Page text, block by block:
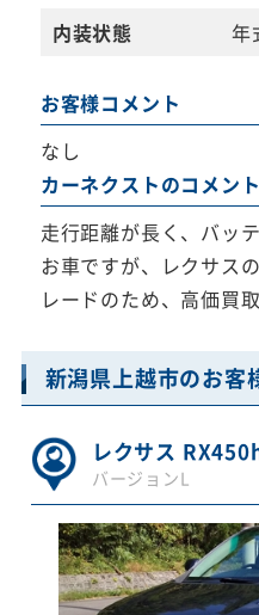
内装状態
年
お客様コメント
なし
カーネクストのコメント
走行距離が長く、バッ
お車ですが、レクサス
レードのため、高価買
新潟県上越市のお客
レクサス
バージョンL